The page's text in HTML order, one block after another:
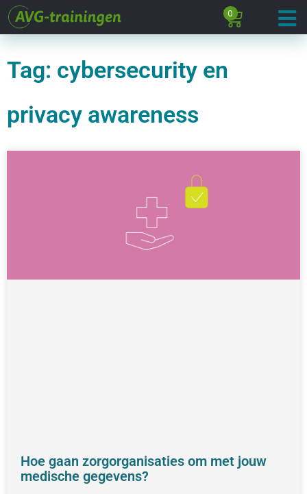
0
Tag: cybersecurity en
privacy awareness
Hoe gaan zorgorganisaties om met jouw
medische gegevens?